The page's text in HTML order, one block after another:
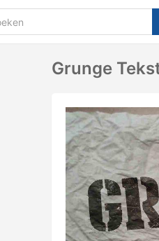
Grunge